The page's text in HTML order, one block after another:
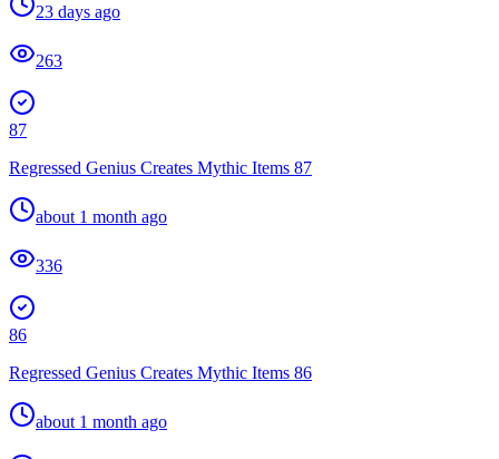
23 days ago
263
87
Regressed Genius Creates Mythic Items 87
about 1 month ago
336
86
Regressed Genius Creates Mythic Items 86
about 1 month ago